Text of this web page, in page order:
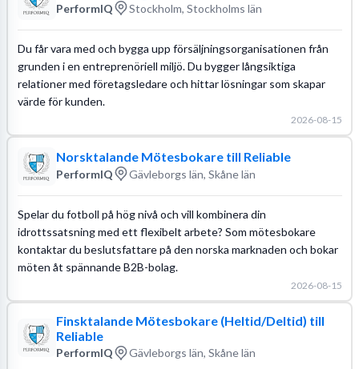
PerformIQ Stockholm, Stockholms län
Du får vara med och bygga upp försäljningsorganisationen från
grunden i en entreprenöriell miljö. Du bygger långsiktiga
relationer med företagsledare och hittar lösningar som skapar
värde för kunden.
2026-08-15
Norsktalande Mötesbokare till Reliable
PerformIQ Gävleborgs län, Skåne län
Spelar du fotboll på hög nivå och vill kombinera din
idrottssatsning med ett flexibelt arbete? Som mötesbokare
kontaktar du beslutsfattare på den norska marknaden och bokar
möten åt spännande B2B-bolag.
2026-08-15
Finsktalande Mötesbokare (Heltid/Deltid) till
Reliable
PerformIQ Gävleborgs län, Skåne län